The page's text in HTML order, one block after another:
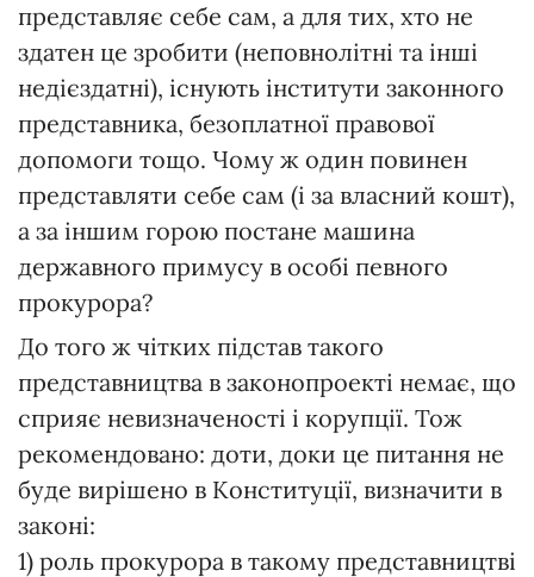
представляє себе сам, а для тих, хто не
здатен це зробити (неповнолітні та інші
недієздатні), існують інститути законного
представника, безоплатної правової
допомоги тощо. Чому ж один повинен
представляти себе сам (і за власний кошт),
а за іншим горою постане машина
державного примусу в особі певного
прокурора?
До того ж чітких підстав такого
представництва в законопроекті немає, що
сприяє невизначеності і корупції. Тож
рекомендовано: доти, доки це питання не
буде вирішено в Конституції, визначити в
законі:
1) роль прокурора в такому представництві